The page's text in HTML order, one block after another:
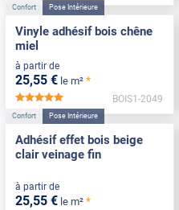
Confort Pose Intérieure
Vinyle adhésif bois chêne
miel
à partir de
25,55 € le m² *
BOIS1-2049
Confort Pose Intérieure
Adhésif effet bois beige
clair veinage fin
à partir de
25,55 € le m² *